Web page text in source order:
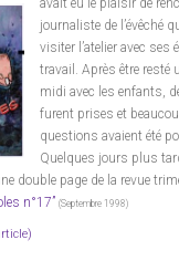
journaliste de l’évêché
visiter l’atelier avec ses
travail. Après être resté
midi avec les enfants,
furent prises et
questions avaient été
Quelques jours plus
double page de la revue
n°17” (Septembre 1998)